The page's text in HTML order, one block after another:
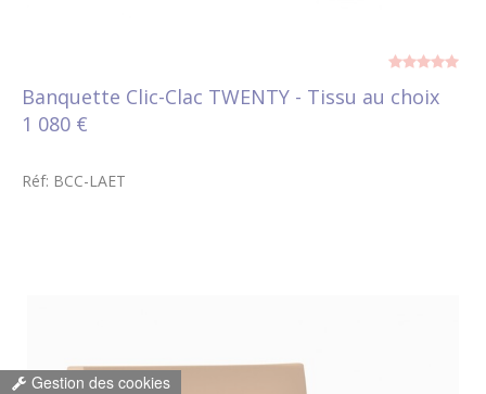
Banquette Clic-Clac TWENTY - Tissu au choix
1 080 €
Réf: BCC-LAET
Gestion des cookies